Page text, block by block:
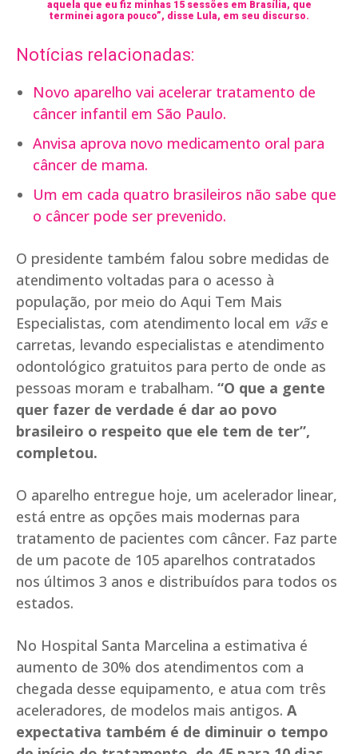
aquela que eu fiz minhas 15 sessões em Brasília, que
terminei agora pouco”, disse Lula, em seu discurso.
Notícias relacionadas:
Novo aparelho vai acelerar tratamento de
câncer infantil em São Paulo.
Anvisa aprova novo medicamento oral para
câncer de mama.
Um em cada quatro brasileiros não sabe que
o câncer pode ser prevenido.
O presidente também falou sobre medidas de
atendimento voltadas para o acesso à
população, por meio do Aqui Tem Mais
Especialistas, com atendimento local em vãse
carretas, levando especialistas e atendimento
odontológico gratuitos para perto de onde as
pessoas moram e trabalham. “O que a gente
quer fazer de verdade é dar ao povo
brasileiro o respeito que ele tem de ter”,
completou.
O aparelho entregue hoje, um acelerador linear,
está entre as opções mais modernas para
tratamento de pacientes com câncer. Faz parte
de um pacote de 105 aparelhos contratados
nos últimos 3 anos e distribuídos para todos os
estados.
No Hospital Santa Marcelina a estimativa é
aumento de 30% dos atendimentos com a
chegada desse equipamento, e atua com três
aceleradores, de modelos mais antigos. A
expectativa também é de diminuir o tempo